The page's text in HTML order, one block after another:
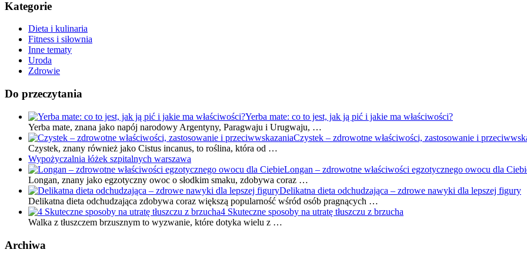
Kategorie
Dieta i kulinaria
Fitness i siłownia
Inne tematy
Uroda
Zdrowie
Do przeczytania
Yerba mate: co to jest, jak ją pić i jakie ma właściwości?
Yerba mate, znana jako napój narodowy Argentyny, Paragwaju i Urugwaju, …
Czystek – zdrowotne właściwości, zastosowanie i
Czystek, znany również jako Cistus incanus, to roślina, która od …
Wypożyczalnia łóżek szpitalnych warszawa
Longan – zdrowotne właściwości egzotycznego owocu dla
Longan, znany jako egzotyczny owoc o słodkim smaku, zdobywa coraz …
Delikatna dieta odchudzająca – zdrowe nawyki dla lepszej figury
Delikatna dieta odchudzająca zdobywa coraz większą popularność wśród osób pragnących …
4 Skuteczne sposoby na utratę tłuszczu z brzucha
Walka z tłuszczem brzusznym to wyzwanie, które dotyka wielu z …
Archiwa